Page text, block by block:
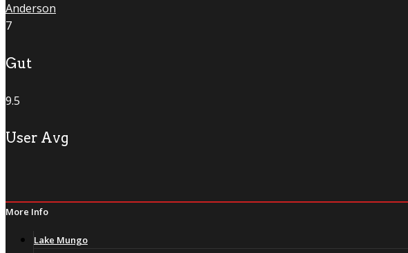
Anderson
7
Gut
9.5
User Avg
More Info
Lake Mungo